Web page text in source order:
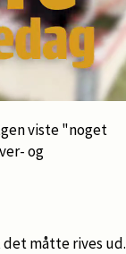
viste "noget
og
måtte rives ud.